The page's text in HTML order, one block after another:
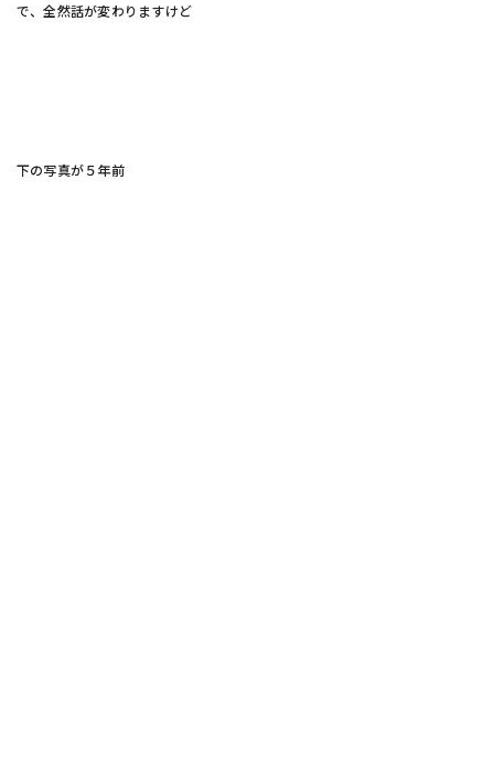
で、全然話が変わりますけど
下の写真が５年前